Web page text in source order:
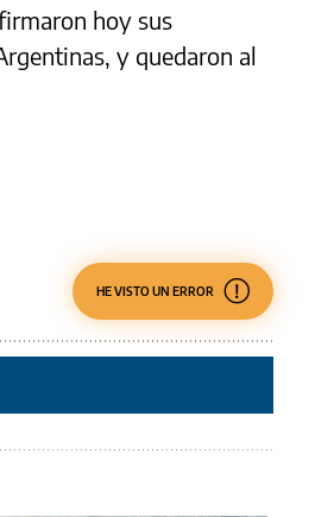
hoy sus
y quedaron al
HE VISTO UN ERROR